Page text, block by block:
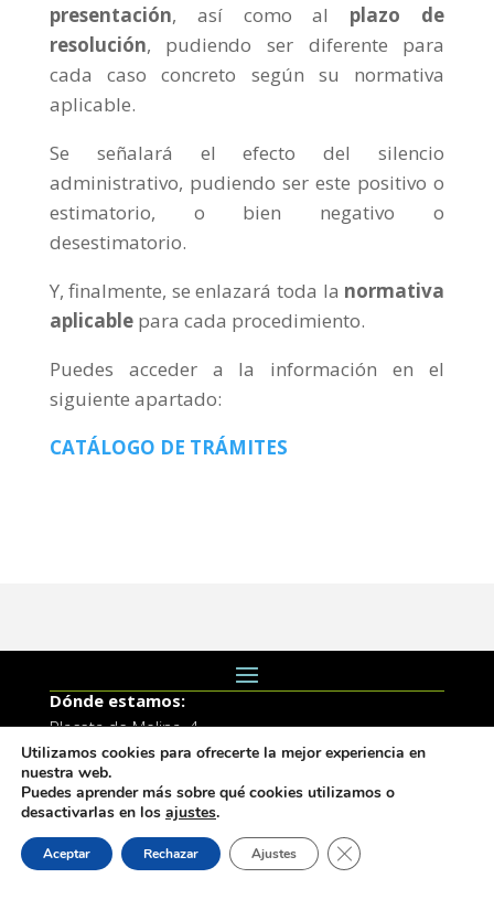
presentación, así como al
plazo de
resolución, pudiendo ser diferente para
cada caso concreto según su normativa
aplicable.
Se señalará el efecto del silencio
administrativo, pudiendo ser este positivo o
estimatorio, o bien negativo o
desestimatorio.
Y, finalmente, se enlazará toda la normativa
aplicable para cada procedimiento.
Puedes acceder a la información en el
siguiente apartado:
CATÁLOGO DE TRÁMITES
Dónde estamos:
Placeta de Molina, 4
03830 Muro d’Alcoi, Alicante, España
Contacto:
Tel.: 96 5530557
email:
info@vilademuro.net
Utilizamos cookies para ofrecerte la mejor experiencia en
nuestra web.
Puedes aprender más sobre qué cookies utilizamos o
desactivarlas en los ajustes.
Aceptar Rechazar Ajustes Cerrar el banner de